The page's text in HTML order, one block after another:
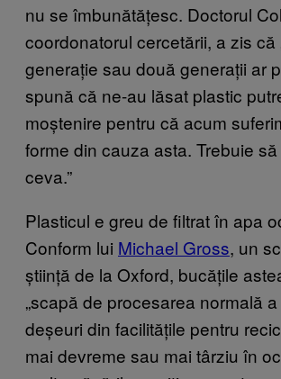
nu se îmbunătățesc. Doctorul
coordonatorul cercetării, a zis că
generație sau două generații ar
spună că ne-au lăsat plastic
moștenire pentru că acum
forme din cauza asta. Trebuie
ceva.”
Plasticul e greu de filtrat în apa
Conform lui Michael Gross, un
știință de la Oxford, bucățile
„scapă de procesarea normală
deșeuri din facilitățile pentru
mai devreme sau mai târziu în